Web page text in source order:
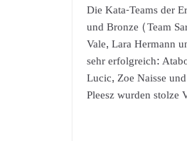
Die Kata-Teams der
und Bronze (Team
Vale, Lara Hermann
sehr erfolgreich:
Lucic, Zoe Naisse
Pleesz wurden stolze